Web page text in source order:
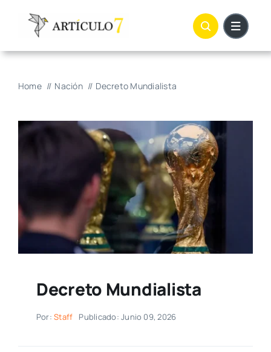
Home Nación Decreto Mundialista
Decreto Mundialista
Por:Staff Publicado: Junio 09, 2026